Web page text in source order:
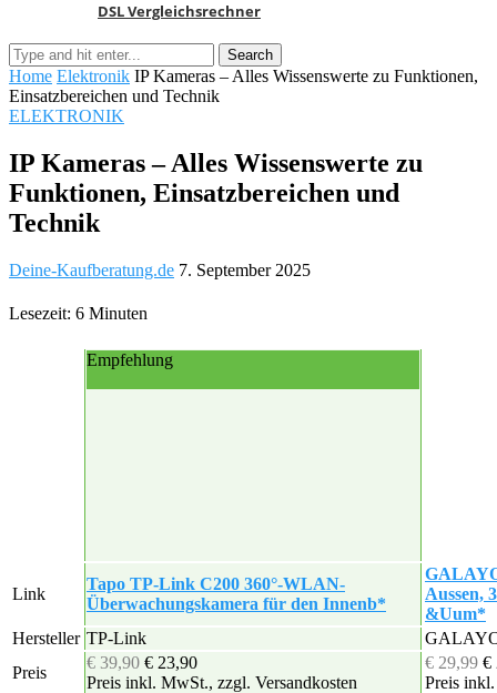
DSL Vergleichsrechner
Home Elektronik IP Kameras – Alles Wissenswerte zu Funktionen,
Einsatzbereichen und Technik
ELEKTRONIK
IP Kameras – Alles Wissenswerte zu
Funktionen, Einsatzbereichen und
Technik
Deine-Kaufberatung.de 7. September 2025
Lesezeit: 6 Minuten
Empfehlung
Link
Tapo TP-Link C200 360°-WLAN-
Überwachungskamera für den Innenb*
Aussen,
&Uum*
Hersteller TP-Link
Preis
€ 39,90 € 23,90
Preis inkl. MwSt., zzgl. Versandkosten
€ 29,99 €
Preis